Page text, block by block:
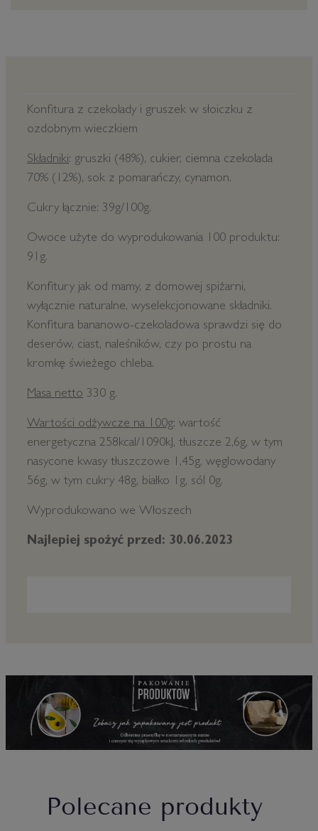
Konfitura z czekolady i gruszek w słoiczku z
ozdobnym wieczkiem
Składniki: gruszki (48%), cukier, ciemna czekolada
70% (12%), sok z pomarańczy, cynamon.
Cukry łącznie: 39g/100g.
Owoce użyte do wyprodukowania 100 produktu:
91g.
Konfitury jak od mamy, z domowej spiżarni,
wyłącznie naturalne, wyselekcjonowane składniki.
Konfitura bananowo-czekoladowa sprawdzi się do
deserów, ciast, naleśników, czy po prostu na
kromkę świeżego chleba.
Masa netto 330 g.
Wartości odżywcze na 100g: wartość
energetyczna 258kcal/1090kJ, tłuszcze 2,6g, w tym
nasycone kwasy tłuszczowe 1,45g, węglowodany
56g, w tym cukry 48g, białko 1g, sól 0g.
Wyprodukowano we Włoszech
Najlepiej spożyć przed: 30.06.2023
Polecane produkty